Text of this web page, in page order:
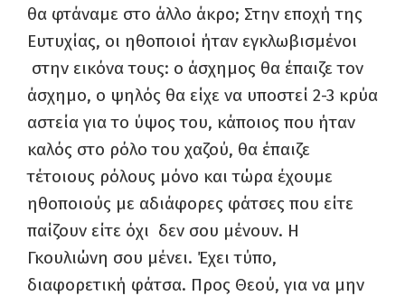
θα φτάναμε στο άλλο άκρο; Στην εποχή της
Ευτυχίας, οι ηθοποιοί ήταν εγκλωβισμένοι
στην εικόνα τους: ο άσχημος θα έπαιζε τον
άσχημο, ο ψηλός θα είχε να υποστεί 2-3 κρύα
αστεία για το ύψος του, κάποιος που ήταν
καλός στο ρόλο του χαζού, θα έπαιζε
τέτοιους ρόλους μόνο και τώρα έχουμε
ηθοποιούς με αδιάφορες φάτσες που είτε
παίζουν είτε όχι δεν σου μένουν. Η
Γκουλιώνη σου μένει. Έχει τύπο,
διαφορετική φάτσα. Προς Θεού, για να μην